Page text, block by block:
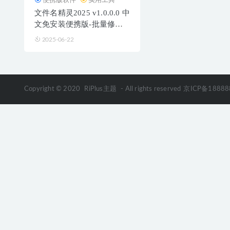
文件名精灵2025 v1.0.0.0 中
文免安装便携版-批量修改
文件名称
2025-06-22
Copyright © 2020 RiPlus主题 - All rights reserved 京ICP备